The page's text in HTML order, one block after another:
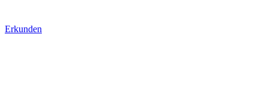
Erkunden